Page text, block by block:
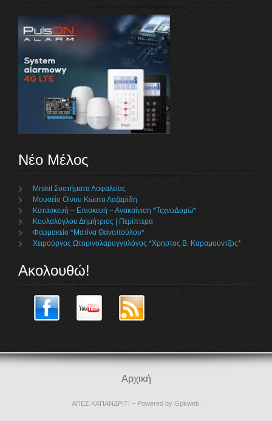
Νέο Μέλος
Mrskit Συστήματα Ασφαλείας
Μουσείο Οίνου Κώστα Λαζαρίδη
Κατασκευή – Επισκευή – Ανακαίνιση *ΤεχνοΔομώ*
Κουλαλόγλου Δημήτριος | Περίπτερα
Φαρμακείο *Ματίνα Θανοπούλου*
Χειρούργος Ωτορινολαρυγγολόγος *Χρήστος Β. Καραμούντζος*
Ακολουθώ!
Αρχική
ΑΠΕΣ ΚΑΠΑΝΔΡΙΤΙ – Powered by Gpkweb.